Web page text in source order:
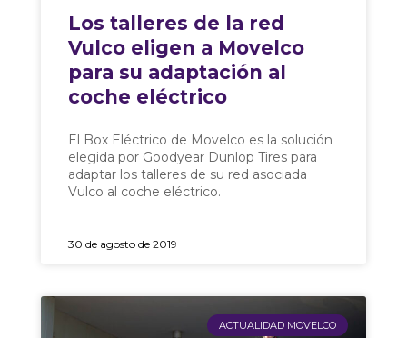
Los talleres de la red
Vulco eligen a Movelco
para su adaptación al
coche eléctrico
El Box Eléctrico de Movelco es la solución
elegida por Goodyear Dunlop Tires para
adaptar los talleres de su red asociada
Vulco al coche eléctrico.
30 de agosto de 2019
ACTUALIDAD MOVELCO